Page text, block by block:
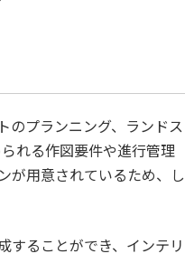
のプランニング、ランドス
れる作図要件や進行管理
が用意されているため、し
することができ、インテリ